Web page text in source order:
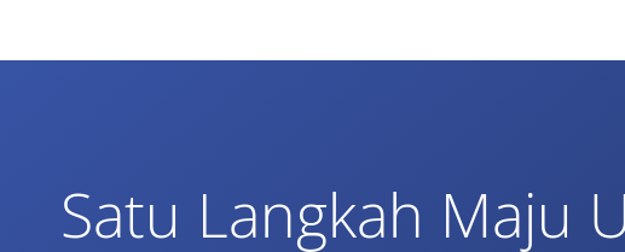
Satu Langkah Maju